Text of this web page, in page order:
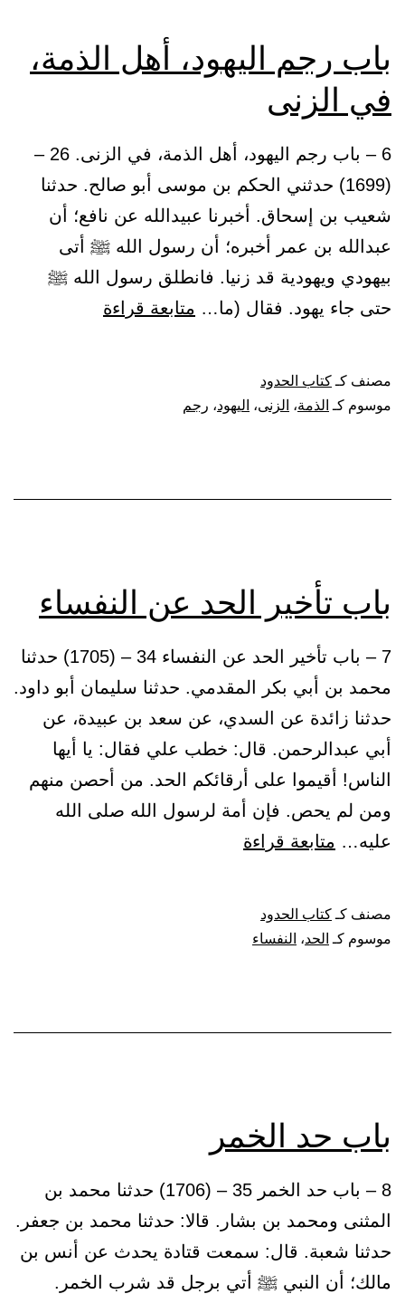
باب رجم اليهود، أهل الذمة،
في الزنى
6 – باب رجم اليهود، أهل الذمة، في الزنى. 26 –
(1699) حدثني الحكم بن موسى أبو صالح. حدثنا
شعيب بن إسحاق. أخبرنا عبيدالله عن نافع؛ أن
عبدالله بن عمر أخبره؛ أن رسول الله ﷺ أتى
بيهودي ويهودية قد زنيا. فانطلق رسول الله ﷺ
حتى جاء يهود. فقال (ما… متابعة قراءة
مصنف كـ كتاب الحدود
موسوم كـ الذمة، الزنى، اليهود، رجم
باب تأخير الحد عن النفساء
7 – باب تأخير الحد عن النفساء 34 – (1705) حدثنا
محمد بن أبي بكر المقدمي. حدثنا سليمان أبو داود.
حدثنا زائدة عن السدي، عن سعد بن عبيدة، عن
أبي عبدالرحمن. قال: خطب علي فقال: يا أيها
الناس! أقيموا على أرقائكم الحد. من أحصن منهم
ومن لم يحص. فإن أمة لرسول الله صلى الله
عليه… متابعة قراءة
مصنف كـ كتاب الحدود
موسوم كـ الحد، النفساء
باب حد الخمر
8 – باب حد الخمر 35 – (1706) حدثنا محمد بن
المثنى ومحمد بن بشار. قالا: حدثنا محمد بن جعفر.
حدثنا شعبة. قال: سمعت قتادة يحدث عن أنس بن
مالك؛ أن النبي ﷺ أتي برجل قد شرب الخمر.